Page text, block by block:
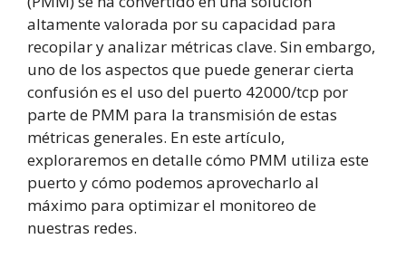
altamente valorada por su capacidad para
recopilar y analizar métricas clave. Sin embargo,
uno de los aspectos que puede generar cierta
confusión es el uso del puerto 42000/tcp por
parte de PMM para la transmisión de estas
métricas generales. En este artículo,
exploraremos en detalle cómo PMM utiliza este
puerto y cómo podemos aprovecharlo al
máximo para optimizar el monitoreo de
nuestras redes.